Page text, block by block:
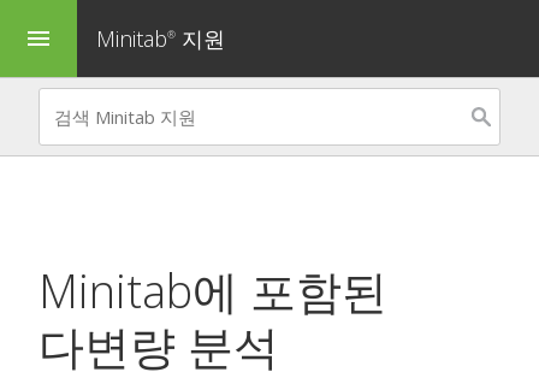
menu Minitab® 지원
Minitab에 포함된
다변량 분석